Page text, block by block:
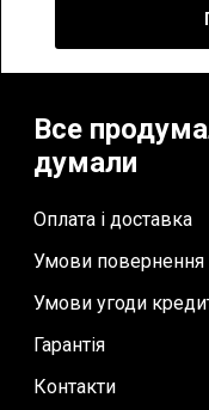
Все
думали
Оплата і доставка
Умови повернення
Умови угоди
Гарантія
Контакти